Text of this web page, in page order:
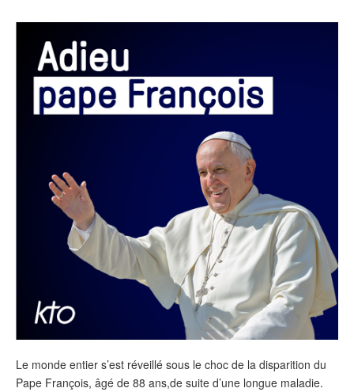
Le monde entier s’est réveillé sous le choc de la disparition du
Pape François, âgé de 88 ans,de suite d’une longue maladie.